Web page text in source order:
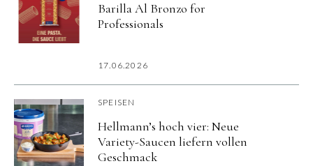
Barilla Al Bronzo for
Professionals
17.06.2026
SPEISEN
Hellmann’s hoch vier: Neue
Variety-Saucen liefern vollen
Geschmack